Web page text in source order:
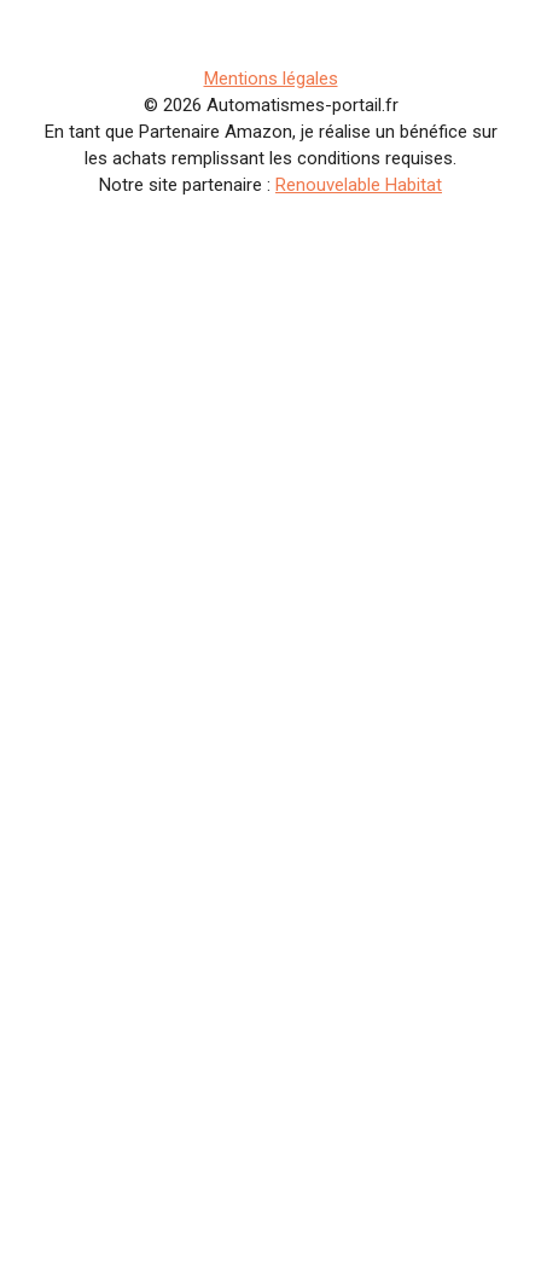
Mentions légales
© 2026 Automatismes-portail.fr
En tant que Partenaire Amazon, je réalise un bénéfice sur
les achats remplissant les conditions requises.
Notre site partenaire : Renouvelable Habitat